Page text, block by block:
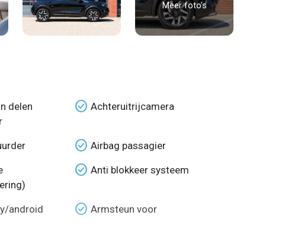
Meer foto's
delen
check_circle Achteruitrijcamera
check_circle Airbag passagier
check_circle Anti blokkeer systeem
android
check_circle Armsteun voor